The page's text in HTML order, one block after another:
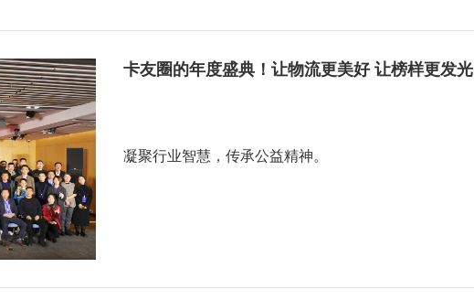
卡友圈的年度盛典！让物流更美好 让榜样更发光
凝聚行业智慧，传承公益精神。